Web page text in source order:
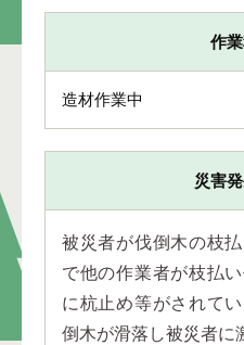
作
造材作業中
災害
被災者が伐倒木の枝
で他の作業者が枝払
に杭止め等がされて
倒木が滑落し被災者に